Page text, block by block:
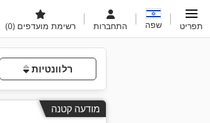
רשימת מועדפים (0) התחברות שפה תפריט
רלוונטיות
מודעה קטנה